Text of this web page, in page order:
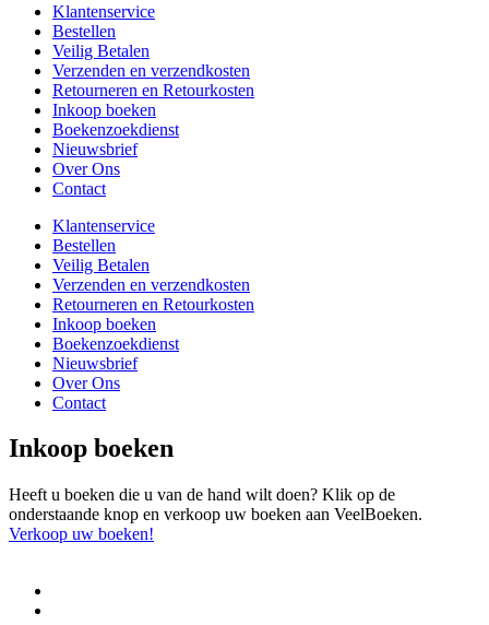
Klantenservice
Bestellen
Veilig Betalen
Verzenden en verzendkosten
Retourneren en Retourkosten
Inkoop boeken
Boekenzoekdienst
Nieuwsbrief
Over Ons
Contact
Klantenservice
Bestellen
Veilig Betalen
Verzenden en verzendkosten
Retourneren en Retourkosten
Inkoop boeken
Boekenzoekdienst
Nieuwsbrief
Over Ons
Contact
Inkoop boeken
Heeft u boeken die u van de hand wilt doen? Klik op de
onderstaande knop en verkoop uw boeken aan VeelBoeken.
Verkoop uw boeken!